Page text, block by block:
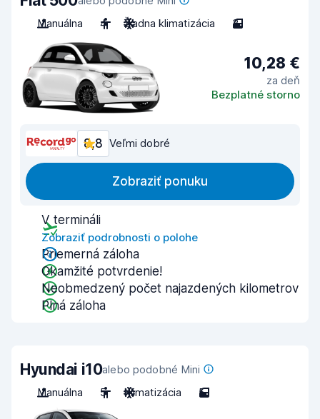
Manuálna
4 Žiadna klimatizácia 3
10,28 €
za deň
Bezplatné storno
8,8 Veľmi dobré
Zobraziť ponuku
V termináli
Zobraziť podrobnosti o polohe
Priemerná záloha
Okamžité potvrdenie!
Neobmedzený počet najazdených kilometrov
Plná záloha
Hyundai i10alebo podobné Mini
Manuálna
5 Klimatizácia 5